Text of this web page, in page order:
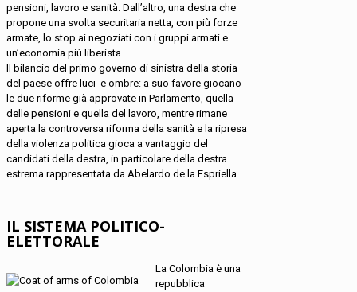
pensioni, lavoro e sanità. Dall’altro, una destra che
propone una svolta securitaria netta, con più forze
armate, lo stop ai negoziati con i gruppi armati e
un’economia più liberista.
Il bilancio del primo governo di sinistra della storia
del paese offre luci e ombre: a suo favore giocano
le due riforme già approvate in Parlamento, quella
delle pensioni e quella del lavoro, mentre rimane
aperta la controversa riforma della sanità e la ripresa
della violenza politica gioca a vantaggio del
candidati della destra, in particolare della destra
estrema rappresentata da Abelardo de la Espriella.
IL SISTEMA POLITICO-
ELETTORALE
La Colombia è una
repubblica